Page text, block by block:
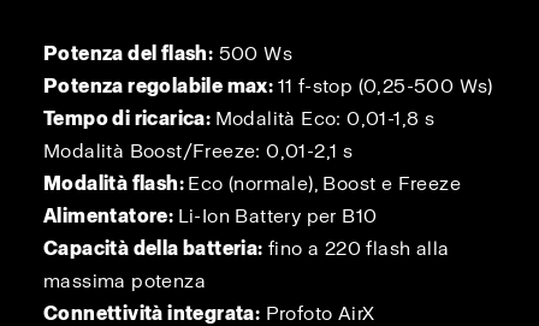
Potenza del flash: 500 Ws
Potenza regolabile max: 11 f-stop (0,25-500 Ws)
Tempo di ricarica: Modalità Eco: 0,01-1,8 s
Modalità Boost/Freeze: 0,01-2,1 s
Modalità flash: Eco (normale), Boost e Freeze
Alimentatore: Li-Ion Battery per B10
Capacità della batteria: fino a 220 flash alla
massima potenza
Connettività integrata: Profoto AirX